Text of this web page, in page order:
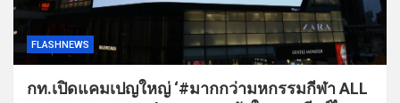
FLASHNEWS
กท.เปิดแคมเปญใหญ่ ‘#มากกว่ามหกรรมกีฬา ALL